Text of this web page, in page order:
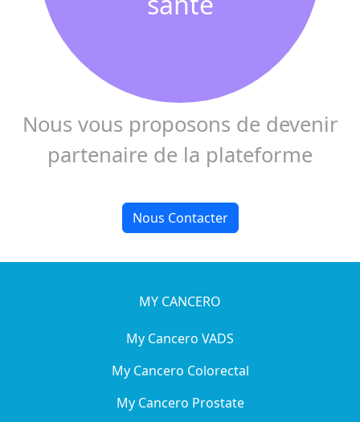
Nous vous proposons de devenir
partenaire de la plateforme
Nous Contacter
MY CANCERO
My Cancero VADS
My Cancero Colorectal
My Cancero Prostate